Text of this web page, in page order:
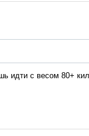
идти с весом 80+